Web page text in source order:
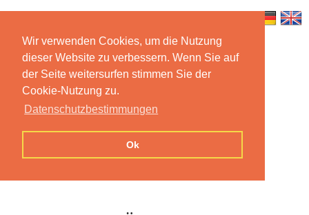
Wir verwenden Cookies, um die Nutzung
dieser Website zu verbessern. Wenn Sie auf
der Seite weitersurfen stimmen Sie der
Cookie-Nutzung zu.
Datenschutzbestimmungen
Ok
Home Features Mobile App
Preise
Contact us Imprint Privacy